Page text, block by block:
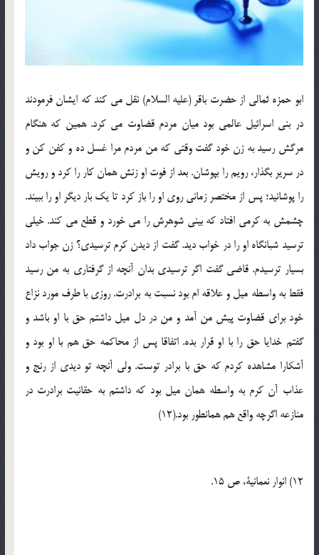
ابو حمزه ثمالی از حضرت باقر (علیه السلام) نقل می کند که ایشان فرمودند
در بنی اسرائیل عالمی بود میان مردم قضاوت می کرد. همین که هنگام
مرگش رسید به زن خود گفت وقتی که من مردم مرا غسل ده و کفن کن و
در سریر بگذار، رویم را بپوشان. بعد از فوت او زنش همان کار را کرد و رویش
را پوشانید؛ پس از مختصر زمانی روی او را باز کرد تا یک بار دیگر او را ببیند.
چشمش به کرمی افتاد که بینی شوهرش را می خورد و قطع می کند. خیلی
ترسید شبانگاه او را در خواب دید. گفت از دیدن کرم ترسیدی؟ زن جواب داد
بسیار ترسیدم. قاضی گفت اگر ترسیدی بدان آنچه از گرفتاری به من رسید
فقط به واسطه میل و علاقه ام بود نسبت به برادرت. روزی با طرف مورد نزاع
خود برای قضاوت پیش من آمد و من در دل میل داشتم حق با او باشد و
گفتم خدایا حق را با او قرار بده. اتفاقا پس از محاکمه حق هم با او بود و
آشکارا مشاهده کردم که حق با برادر توست. ولی آنچه تو دیدی از رنج و
عذاب آن کرم به واسطه همان میل بود که داشتم به حقانیت برادرت در
منازعه اگرچه واقع هم همانطور بود.(12)
12) انوار نعمانیة، ص 15.